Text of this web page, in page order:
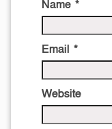
Name *
Email *
Website